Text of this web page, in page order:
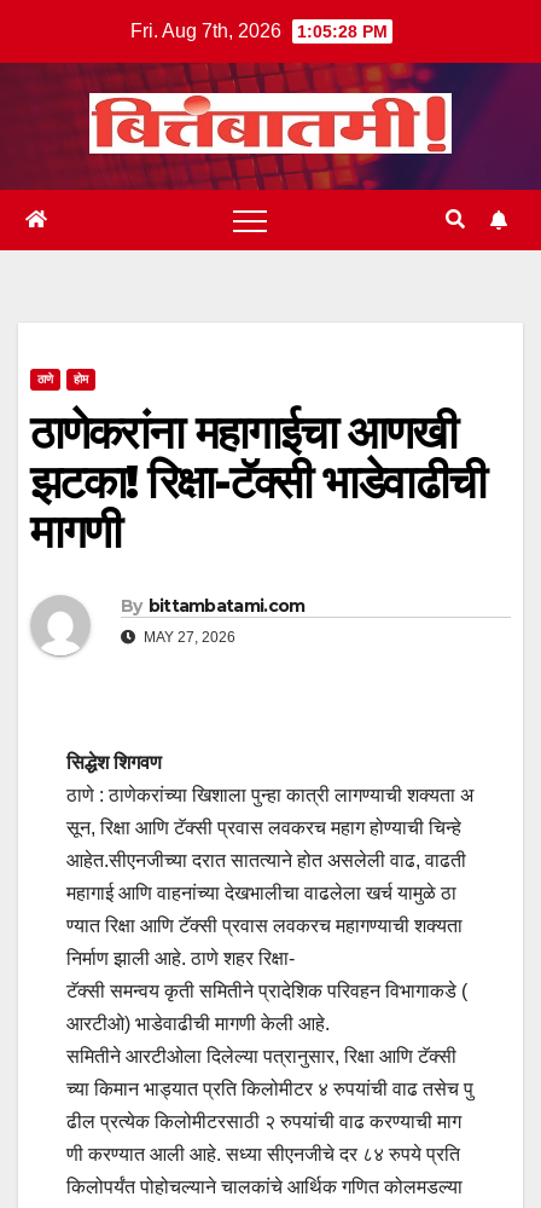
Fri. Aug 7th, 2026 1:05:28 PM
ठाणे होम
ठाणेकरांना महागाईचा आणखी
झटका! रिक्षा-टॅक्सी भाडेवाढीची
मागणी
By bittambatami.com
MAY 27, 2026
सिद्धेश शिगवण
ठाणे : ठाणेकरांच्या खिशाला पुन्हा कात्री लागण्याची शक्यता अ
सून, रिक्षा आणि टॅक्सी प्रवास लवकरच महाग होण्याची चिन्हे
आहेत.सीएनजीच्या दरात सातत्याने होत असलेली वाढ, वाढती
महागाई आणि वाहनांच्या देखभालीचा वाढलेला खर्च यामुळे ठा
ण्यात रिक्षा आणि टॅक्सी प्रवास लवकरच महागण्याची शक्यता
निर्माण झाली आहे. ठाणे शहर रिक्षा-
टॅक्सी समन्वय कृती समितीने प्रादेशिक परिवहन विभागाकडे (
आरटीओ) भाडेवाढीची मागणी केली आहे.
समितीने आरटीओला दिलेल्या पत्रानुसार, रिक्षा आणि टॅक्सी
च्या किमान भाड्यात प्रति किलोमीटर ४ रुपयांची वाढ तसेच पु
ढील प्रत्येक किलोमीटरसाठी २ रुपयांची वाढ करण्याची माग
णी करण्यात आली आहे. सध्या सीएनजीचे दर ८४ रुपये प्रति
किलोपर्यंत पोहोचल्याने चालकांचे आर्थिक गणित कोलमडल्या